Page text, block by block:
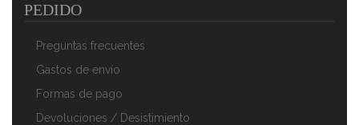
PEDIDO
Preguntas frecuentes
Gastos de envío
Formas de pago
Devoluciones / Desistimiento